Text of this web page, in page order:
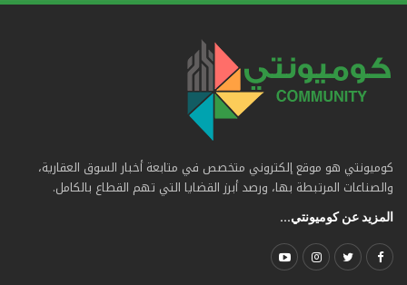
كوميونتي هو موقع إلكتروني متخصص في متابعة أخبار السوق العقارية،
والصناعات المرتبطة بها، ورصد أبرز القضايا التي تهم القطاع بالكامل.
المزيد عن كوميونتي...